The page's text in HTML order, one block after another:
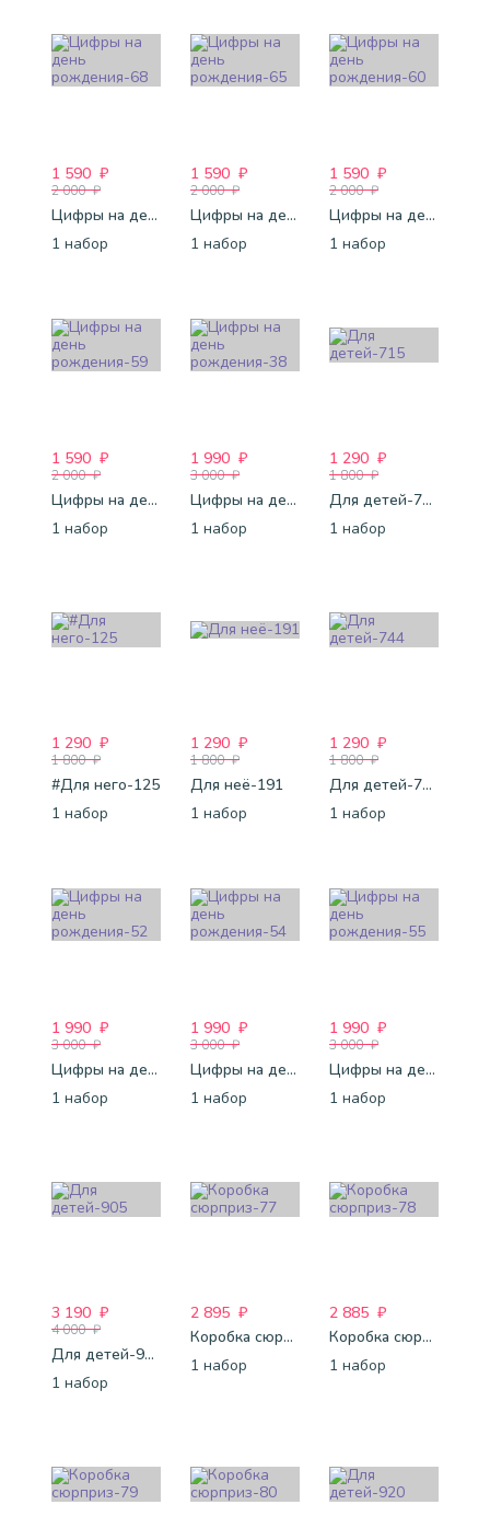
1 590 ₽
2 000 ₽
Цифры на день рождения-68
1 набор
1 590 ₽
2 000 ₽
Цифры на день рождения-65
1 набор
1 590 ₽
2 000 ₽
Цифры на день рождения-60
1 набор
1 590 ₽
2 000 ₽
Цифры на день рождения-59
1 набор
1 990 ₽
3 000 ₽
Цифры на день рождения-38
1 набор
1 290 ₽
1 800 ₽
Для детей-715
1 набор
1 290 ₽
1 800 ₽
#Для него-125
1 набор
1 290 ₽
1 800 ₽
Для неё-191
1 набор
1 290 ₽
1 800 ₽
Для детей-744
1 набор
1 990 ₽
3 000 ₽
Цифры на день рождения-52
1 набор
1 990 ₽
3 000 ₽
Цифры на день рождения-54
1 набор
1 990 ₽
3 000 ₽
Цифры на день рождения-55
1 набор
3 190 ₽
4 000 ₽
Для детей-905
1 набор
2 895 ₽
Коробка сюрприз-77
1 набор
2 885 ₽
Коробка сюрприз-78
1 набор